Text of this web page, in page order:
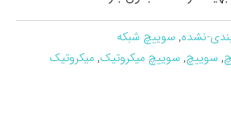
نشده, سوییچ شبکه
, سوییچ, سوییچ میکروتیک,میکروتیک